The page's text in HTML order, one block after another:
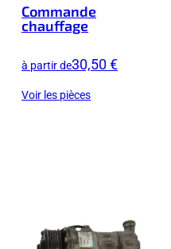
Commande
chauffage
à partir de30,50 €
Voir les pièces